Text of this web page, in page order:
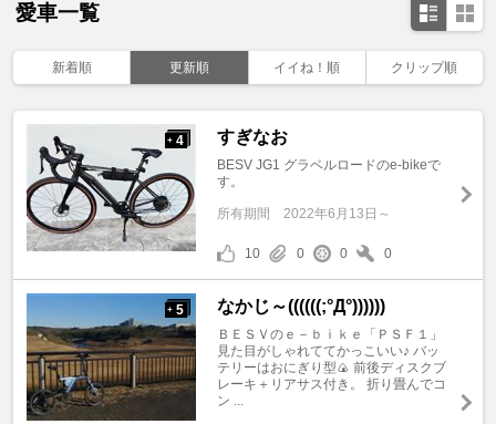
愛車一覧
新着順 更新順 イイね！順 クリップ順
+ 4 すぎなお
BESV JG1 グラベルロードのe-bikeで
す。
所有期間 2022年6月13日～
10 0 0 0
+ 5 なかじ～((((((;°Д°))))))
ＢＥＳＶのｅ－ｂｉｋｅ「ＰＳＦ１」
見た目がしゃれててかっこいい♪ バッ
テリーはおにぎり型🍙 前後ディスクブ
レーキ＋リアサス付き。 折り畳んでコ
ン ...